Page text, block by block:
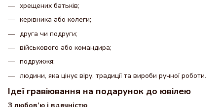
хрещених батьків;
керівника або колеги;
друга чи подруги;
військового або командира;
подружжя;
людини, яка цінує віру, традиції та вироби ручної роботи.
Ідеї гравіювання на подарунок до ювілею